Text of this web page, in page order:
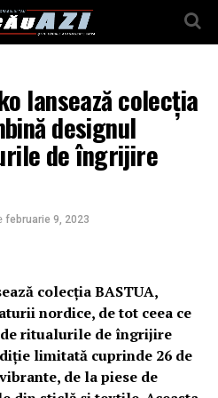
lansează colecția
designul
de îngrijire
februarie 9, 2023
colecția BASTUA,
nordice, de tot ceea ce
ritualurile de îngrijire
limitată cuprinde 26 de
de la piese de